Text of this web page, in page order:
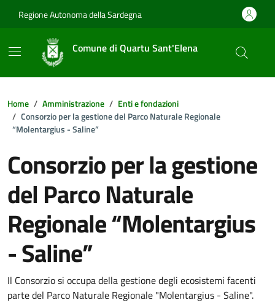
Regione Autonoma della Sardegna
Comune di Quartu Sant'Elena
Home Amministrazione
Enti e fondazioni
Consorzio per la gestione del Parco Naturale Regionale
“Molentargius - Saline”
Consorzio per la gestione
del Parco Naturale
Regionale “Molentargius
- Saline”
Dettagli della notizia
Il Consorzio si occupa della gestione degli ecosistemi facenti
parte del Parco Naturale Regionale "Molentargius - Saline".